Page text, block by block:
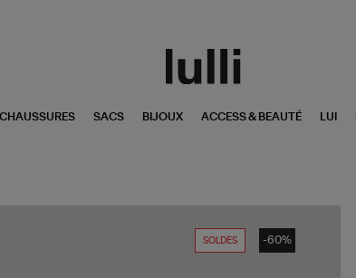
CHAUSSURES SACS BIJOUX ACCESS & BEAUTÉ LUI
SOLDES -60%